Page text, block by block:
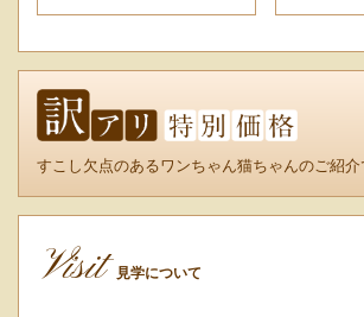
すこし欠点のあるワンちゃん猫ちゃんのご紹介
Visit 見学について